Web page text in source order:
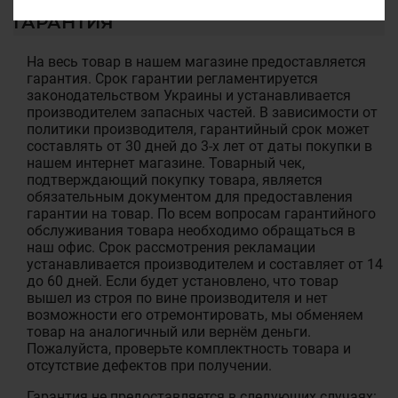
ГАРАНТИЯ
На весь товар в нашем магазине предоставляется
гарантия. Срок гарантии регламентируется
законодательством Украины и устанавливается
производителем запасных частей. В зависимости от
политики производителя, гарантийный срок может
составлять от 30 дней до 3-х лет от даты покупки в
нашем интернет магазине. Товарный чек,
подтверждающий покупку товара, является
обязательным документом для предоставления
гарантии на товар. По всем вопросам гарантийного
обслуживания товара необходимо обращаться в
наш офис. Срок рассмотрения рекламации
устанавливается производителем и составляет от 14
до 60 дней. Если будет установлено, что товар
вышел из строя по вине производителя и нет
возможности его отремонтировать, мы обменяем
товар на аналогичный или вернём деньги.
Пожалуйста, проверьте комплектность товара и
отсутствие дефектов при получении.